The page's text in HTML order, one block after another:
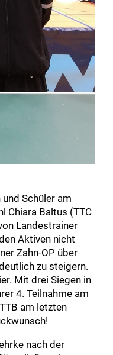
Schüler am
Chiara Baltus (TTC
Landestrainer
Aktiven nicht
Zahn-OP über
zu steigern.
Mit drei Siegen in
4. Teilnahme am
am letzten
nach der